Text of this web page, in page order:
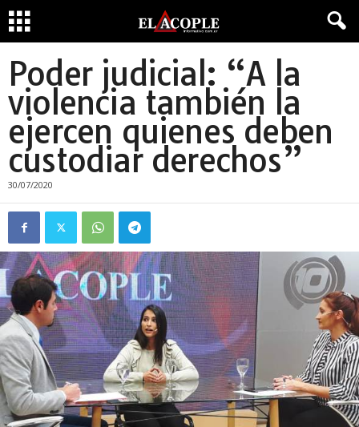
Poder judicial: “A la
violencia también la
ejercen quienes deben
custodiar derechos”
30/07/2020